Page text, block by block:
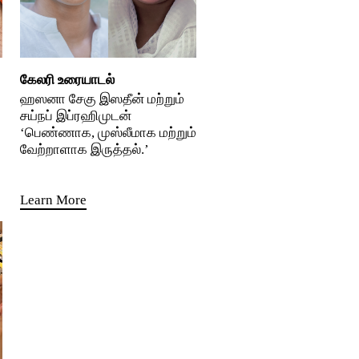
கேலரி உரையாடல்
ஹஸனா சேகு இஸதீன் மற்றும்
சய்நப் இப்ரஹிமுடன்
‘பெண்ணாக, முஸ்லீமாக மற்றும்
வேற்றாளாக இருத்தல்.’
Learn More